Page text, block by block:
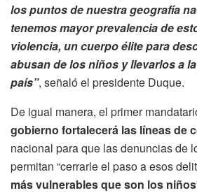
los puntos de nuestra geografía
tenemos mayor prevalencia de
violencia, un cuerpo élite para
abusan de los niños y llevarlos a
país”, señaló el presidente Duque.
De igual manera, el primer
gobierno fortalecerá las líneas de
nacional para que las denuncias de
permitan “cerrarle el paso a esos
más vulnerables que son los niños